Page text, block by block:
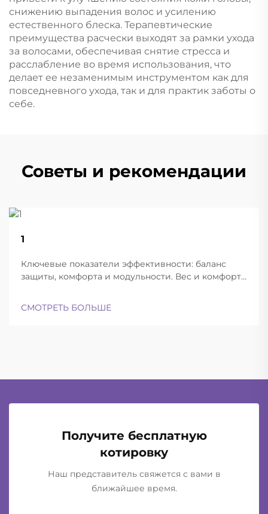
снижению выпадения волос и усилению
естественного блеска. Терапевтические
преимущества расчески выходят за рамки ухода
за волосами, обеспечивая снятие стресса и
расслабление во время использования, что
делает ее незаменимым инструментом как для
повседневного ухода, так и для практик заботы о
себе.
Советы и рекомендации
1
Ключевые показатели эффективности: баланс
защиты, комфорта и модульности. Вес и комфорт
шлемы успешно находят баланс между
СМОТРЕТЬ БОЛЬШЕ
Получите бесплатную
котировку
Наш представитель свяжется с вами в
ближайшее время.